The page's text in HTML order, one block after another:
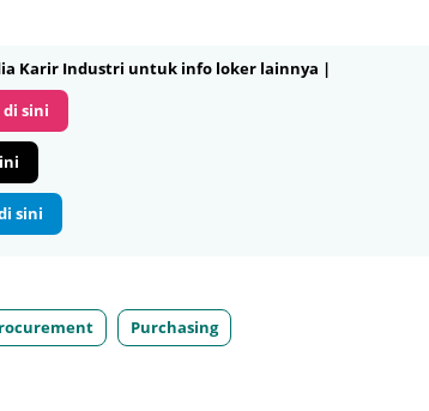
Karir Industri untuk info loker lainnya |
sini
sini
Purchasing